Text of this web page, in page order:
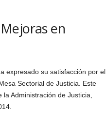
en
expresado su satisfacción por el
Sectorial de Justicia. Este
Administración de Justicia,